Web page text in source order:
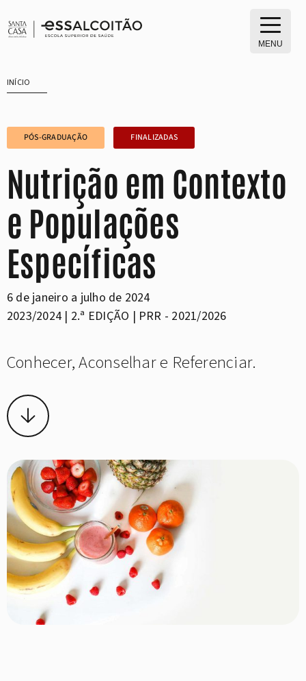
para
MENU
INÍCIO
PÓS-GRADUAÇÃO FINALIZADAS
Nutrição em Contexto
e Populações
Específicas
6 de janeiro a julho de 2024
2023/2024 | 2.ª EDIÇÃO | PRR - 2021/2026
Conhecer, Aconselhar e Referenciar.